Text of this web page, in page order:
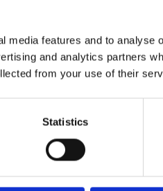
media features and to analyse
and analytics partners
from your use of their
Statistics